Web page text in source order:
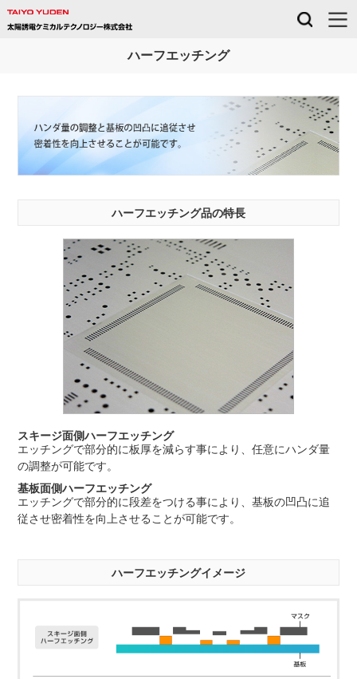
ハーフエッチング
ハーフエッチング品の特長
スキージ面側ハーフエッチング
エッチングで部分的に板厚を減らす事により、任意にハンダ量
の調整が可能です。
基板面側ハーフエッチング
エッチングで部分的に段差をつける事により、基板の凹凸に追
従させ密着性を向上させることが可能です。
ハーフエッチングイメージ